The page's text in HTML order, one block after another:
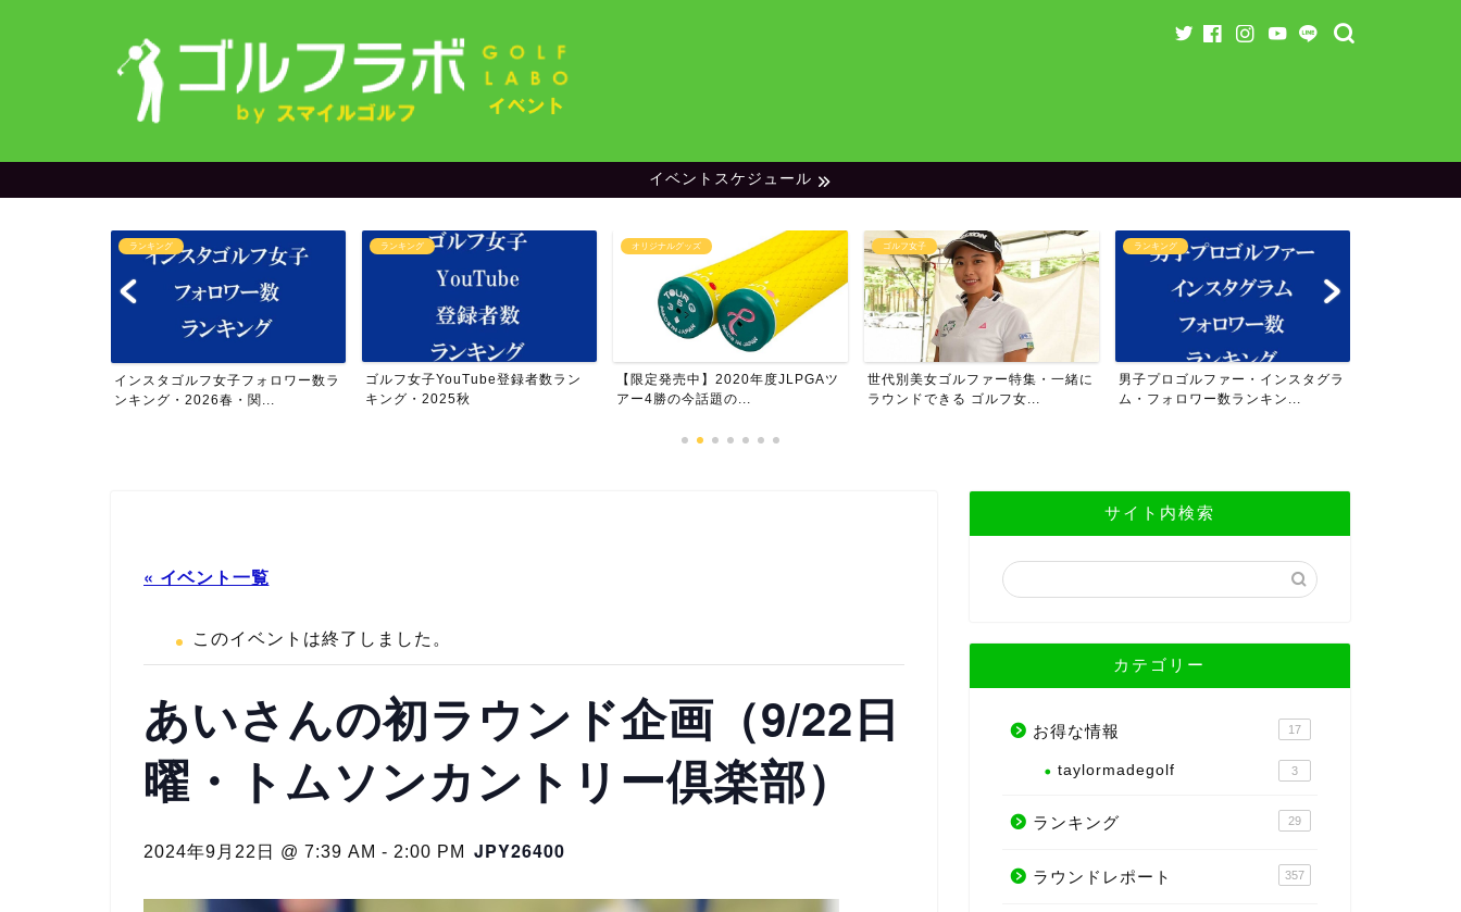
イベントスケジュール
女子フォロワー数ラ
ランキング
ゴルフ女子YouTube登録者数ラン
キング・2025秋
オリジナルグッズ
【限定発売中】2020年度JLPGAツ
アー4勝の今話題の...
ゴルフ女子
世代別美女ゴルファー特集・一緒に
ラウンドできる ゴルフ女...
ランキング
男子プロゴルファー・インスタグラ
ム・フォロワー数ランキン...
ランキング
女子プロゴルファー・インスタグラ
ム・フォロワー数ランキン...
« イベント一覧
このイベントは終了しました。
あいさんの初ラウンド企画（9/22日
曜・トムソンカントリー倶楽部）
2024年9月22日 @ 7:39 AM - 2:00 PM JPY26400
サイト内検索
カテゴリー
お得な情報 17
taylormadegolf 3
ランキング 29
ラウンドレポート 357